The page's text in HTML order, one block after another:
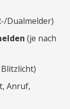
Dualmelder)
(je nach
Anruf,